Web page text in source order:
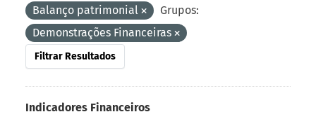
Balanço patrimonial
Grupos:
Demonstrações Financeiras
Filtrar Resultados
Indicadores Financeiros